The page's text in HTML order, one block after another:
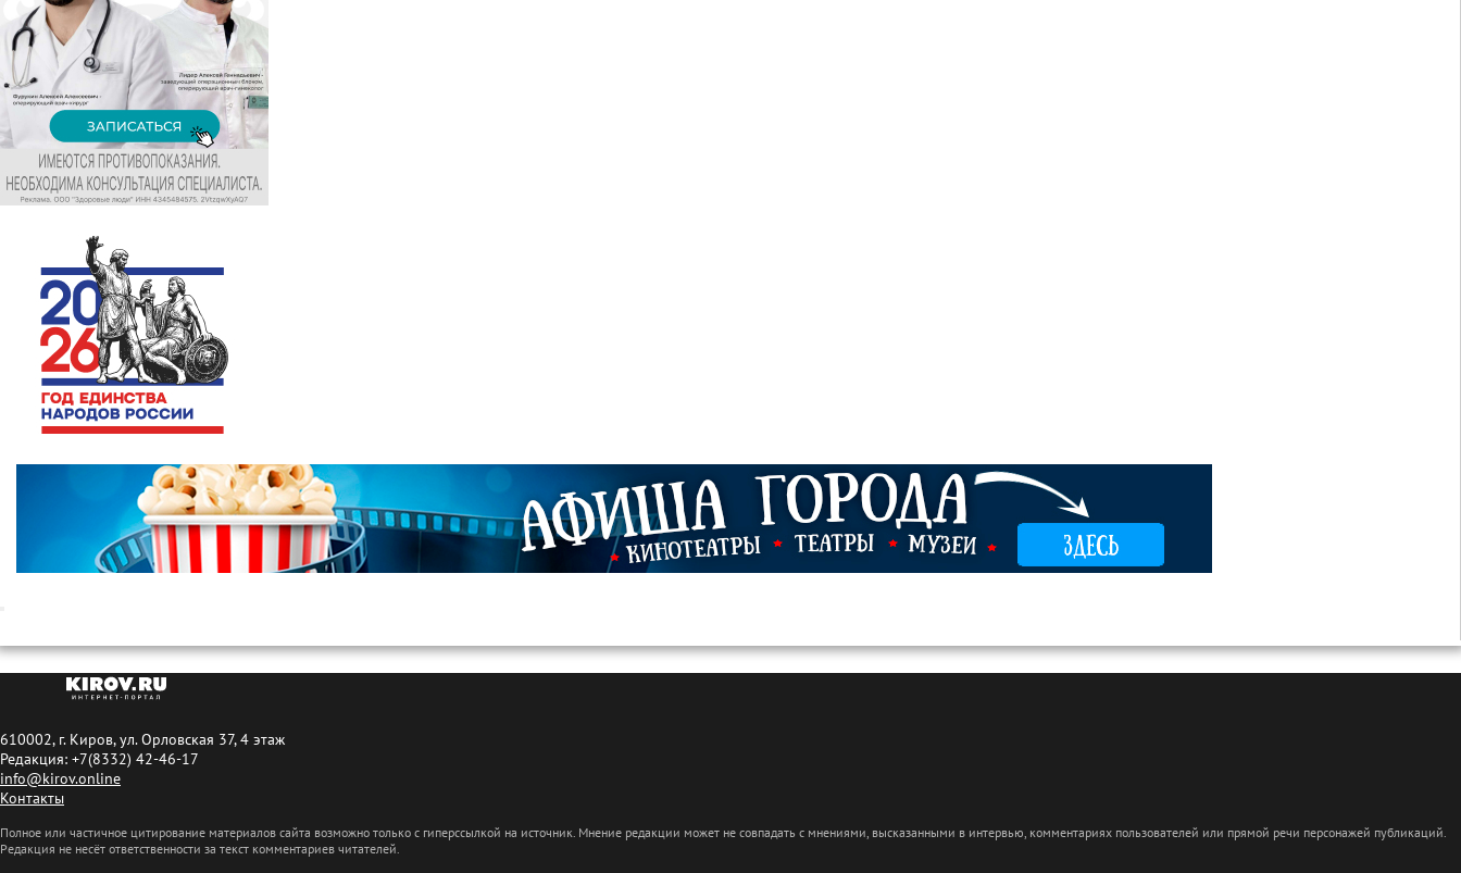
610002, г. Киров, ул. Орловская 37, 4 этаж
Редакция: +7(8332) 42-46-17
info@kirov.online
Контакты
Полное или частичное цитирование материалов сайта возможно только с гиперссылкой на источник. Мнение редакции может не совпадать с мнениями, высказанными в интервью, комментариях пользователей или прямой речи персонажей публикаций.
Редакция не несёт ответственности за текст комментариев читателей.